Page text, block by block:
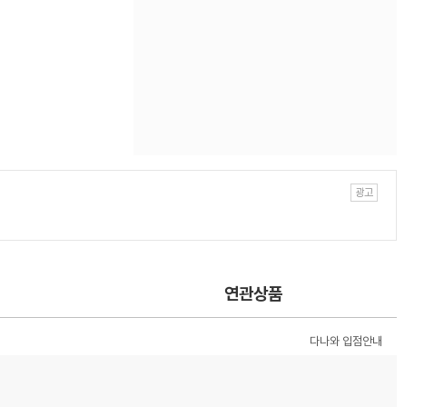
연관상품
다나와 입점안내